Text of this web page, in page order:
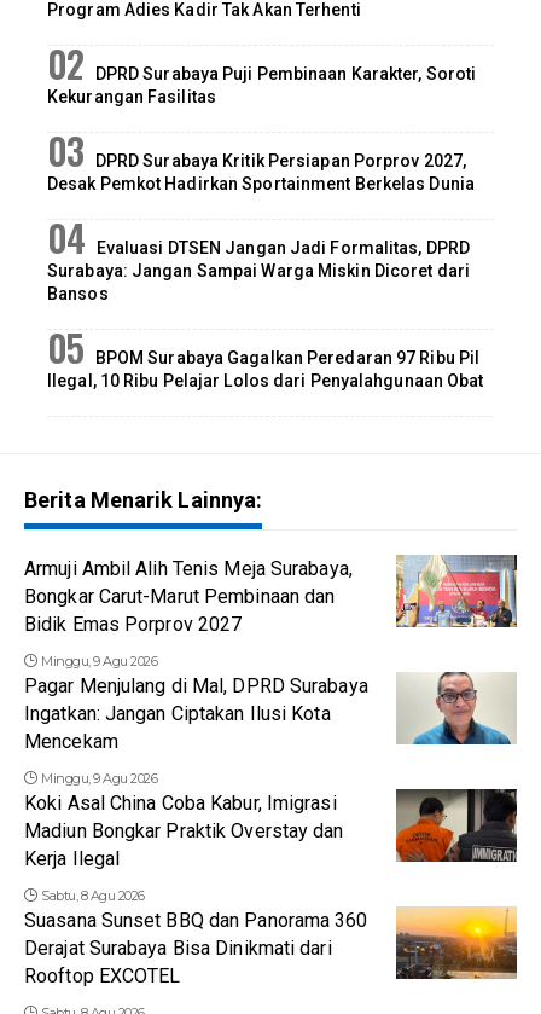
Program Adies Kadir Tak Akan Terhenti
DPRD Surabaya Puji Pembinaan Karakter, Soroti
Kekurangan Fasilitas
DPRD Surabaya Kritik Persiapan Porprov 2027,
Desak Pemkot Hadirkan Sportainment Berkelas Dunia
Evaluasi DTSEN Jangan Jadi Formalitas, DPRD
Surabaya: Jangan Sampai Warga Miskin Dicoret dari
Bansos
BPOM Surabaya Gagalkan Peredaran 97 Ribu Pil
Ilegal, 10 Ribu Pelajar Lolos dari Penyalahgunaan Obat
Berita Menarik Lainnya:
Armuji Ambil Alih Tenis Meja Surabaya,
Bongkar Carut-Marut Pembinaan dan
Bidik Emas Porprov 2027
Minggu, 9 Agu 2026
Pagar Menjulang di Mal, DPRD Surabaya
Ingatkan: Jangan Ciptakan Ilusi Kota
Mencekam
Minggu, 9 Agu 2026
Koki Asal China Coba Kabur, Imigrasi
Madiun Bongkar Praktik Overstay dan
Kerja Ilegal
Sabtu, 8 Agu 2026
Suasana Sunset BBQ dan Panorama 360
Derajat Surabaya Bisa Dinikmati dari
Rooftop EXCOTEL